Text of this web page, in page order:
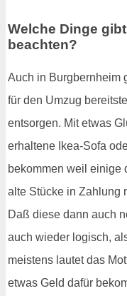
Welche Dinge
beachten?
Auch in Burgbernheim
für den Umzug
entsorgen. Mit etwas
erhaltene Ikea-Sofa
bekommen weil einige
alte Stücke in Zahlung
Daß diese dann auch
auch wieder logisch,
meistens lautet das
etwas Geld dafür